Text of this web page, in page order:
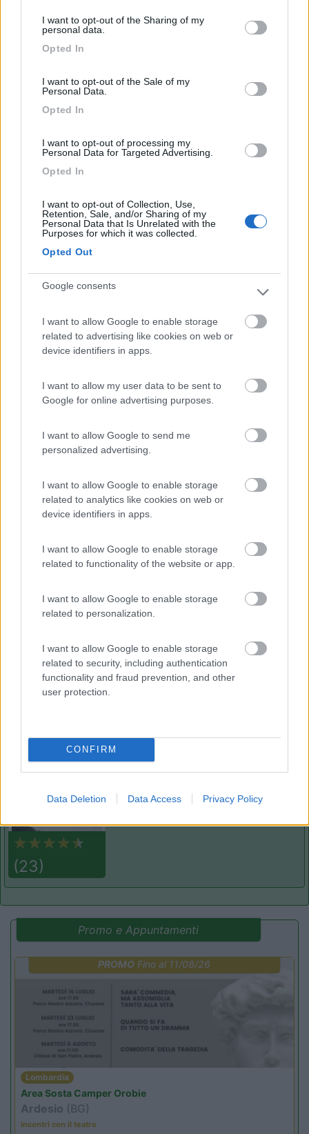
not limited to your visit or usage behaviour. You may click to
grant or deny consent to Google and its third-party tags to
use your data for below specified purposes in below Google
I want to opt-out of the Sharing of my
personal data.
Opted In
I want to opt-out of the Sale of my
Personal Data.
Opted In
I want to opt-out of processing my
Personal Data for Targeted Advertising.
Opted In
I want to opt-out of Collection, Use,
Retention, Sale, and/or Sharing of my
Personal Data that Is Unrelated with the
Purposes for which it was collected.
Opted Out
Google consents
I want to allow Google to enable storage
related to advertising like cookies on web or
device identifiers in apps.
I want to allow my user data to be sent to
Google for online advertising purposes.
I want to allow Google to send me
personalized advertising.
I want to allow Google to enable storage
related to analytics like cookies on web or
device identifiers in apps.
I want to allow Google to enable storage
related to functionality of the website or app.
I want to allow Google to enable storage
related to personalization.
I want to allow Google to enable storage
related to security, including authentication
functionality and fraud prevention, and other
user protection.
CONFIRM
Data Deletion Data Access Privacy Policy
Accessibilità
Servizi
Trasporti
Segnalati nei dintorni
7.3 Residence & Camping Punta Spin
9 Aquileia(UD)
Campeggio
9.3
Campeggio
7.7 Camping Village Mare Pineta
Campeggio
8.8
(23)
Camping Sabbiadoro
Lignano Sabbiadoro(UD)
Campeggio
Promo e Appuntamenti
PROMO Fino al 11/08/26
Lombardia
Area Sosta Camper Orobie
Ardesio (BG)
Incontri con il teatro